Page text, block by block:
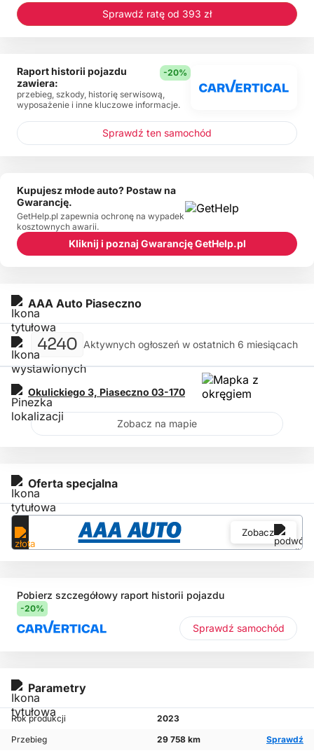
Pobierz szczegółowy raport historii pojazdu
-20%
Sprawdź samochód
Parametry
Rok produkcji
2023
Przebieg
29 758 km
Sprawdź
Oferta specjalna
Zobacz
AAA Auto Piaseczno
4240 Aktywnych ogłoszeń w ostatnich 6 miesiącach
Okulickiego 3, Piaseczno 03-170
Zobacz na mapie
Sprawdź ratę od 393 zł
Raport historii pojazdu
zawiera:
-20%
przebieg, szkody, historię serwisową,
wyposażenie i inne kluczowe informacje.
Sprawdź ten samochód
Kupujesz młode auto? Postaw na
Gwarancję.
GetHelp.pl zapewnia ochronę na wypadek
kosztownych awarii.
Kliknij i poznaj Gwarancję GetHelp.pl